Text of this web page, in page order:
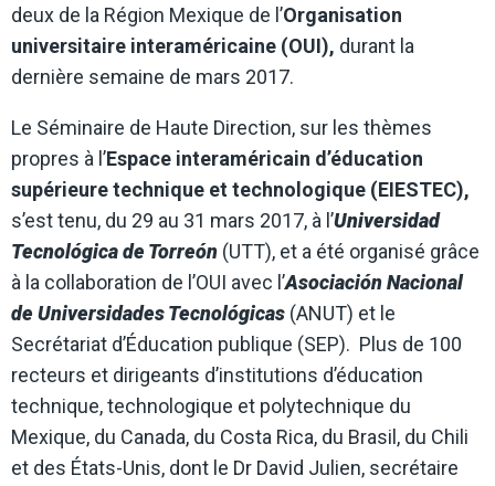
deux de la Région Mexique de l’Organisation
universitaire interaméricaine (OUI), durant la
dernière semaine de mars 2017.
Le Séminaire de Haute Direction, sur les thèmes
propres à l’Espace interaméricain d’éducation
supérieure technique et technologique (EIESTEC),
s’est tenu, du 29 au 31 mars 2017, à l’Universidad
Tecnológica de Torreón (UTT), et a été organisé grâce
à la collaboration de l’OUI avec l’Asociación Nacional
de Universidades Tecnológicas (ANUT) et le
Secrétariat d’Éducation publique (SEP). Plus de 100
recteurs et dirigeants d’institutions d’éducation
technique, technologique et polytechnique du
Mexique, du Canada, du Costa Rica, du Brasil, du Chili
et des États-Unis, dont le Dr David Julien, secrétaire